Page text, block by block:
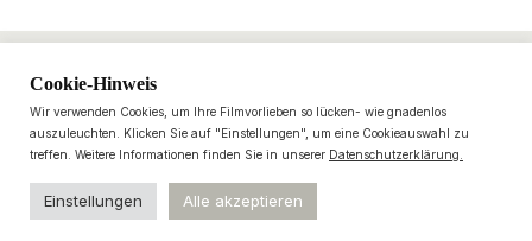
Cookie-Hinweis
Wir verwenden Cookies, um Ihre Filmvorlieben so lücken- wie gnadenlos
auszuleuchten. Klicken Sie auf "Einstellungen", um eine Cookieauswahl zu
treffen. Weitere Informationen finden Sie in unserer Datenschutzerklärung.
Einstellungen Alle akzeptieren